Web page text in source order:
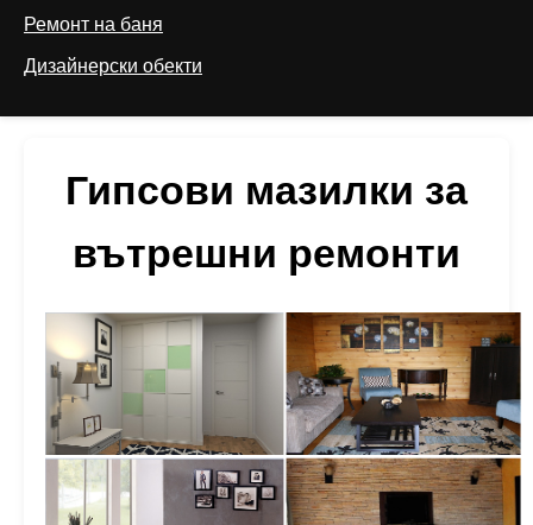
Ремонт на баня
Дизайнерски обекти
Гипсови мазилки за
вътрешни ремонти